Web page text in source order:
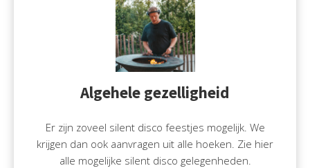
Algehele gezelligheid
Er zijn zoveel silent disco feestjes mogelijk. We
krijgen dan ook aanvragen uit alle hoeken. Zie hier
alle mogelijke silent disco gelegenheden.